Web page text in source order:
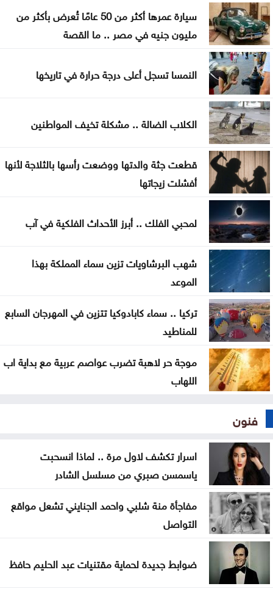
هل تأكل البطيخ مع الخبز؟ خبراء يوضحون ما قد يحدث
لجسمك
عطالله: الوصاية الهاشمية صمام أمان للمقدسات في
القدس
أعيان: مواقف الملك تعكس التزامًا أردنيًا راسخًا بالدفاع
عن القدس ومقدساتها
إيران: مفاوضات مضيق هرمز مع عُمان في مراحلها
النهائية
الرئيس الإيراني: صعوبة التواصل مع المرشد مجتبى
خامنئي
لجنة "4+4" الليبية تتوصل لاتفاق بشأن تعيين رئيس
مفوضية الانتخابات
سيارة عمرها أكثر من 50 عامًا تُعرض بأكثر من
مليون جنيه في مصر .. ما القصة
النمسا تسجل أعلى درجة حرارة في تاريخها
الكلاب الضالة .. مشكلة تخيف المواطنين
قطعت جثة والدتها ووضعت رأسها بالثلاجة لأنها
أفشلت زيجاتها
لمحبي الفلك .. أبرز الأحداث الفلكية في آب
شهب البرشاويات تزين سماء المملكة بهذا
الموعد
تركيا .. سماء كابادوكيا تتزين في المهرجان السابع
للمناطيد
موجة حر لاهبة تضرب عواصم عربية مع بداية اب
اللهاب
فنون
اسرار تكشف لاول مرة .. لماذا انسحبت
ياسمسن صبري من مسلسل الشادر
مفاجأة منة شلبي واحمد الجنايني تشعل مواقع
التواصل
ضوابط جديدة لحماية مقتنيات عبد الحليم حافظ